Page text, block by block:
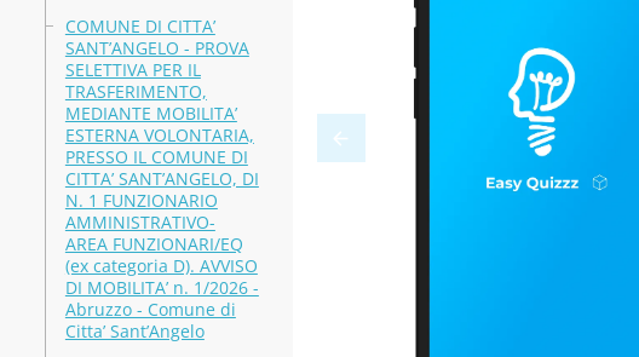
COMUNE DI CITTA’
SANT’ANGELO - PROVA
SELETTIVA PER IL
TRASFERIMENTO,
MEDIANTE MOBILITA’
ESTERNA VOLONTARIA,
PRESSO IL COMUNE DI
CITTA’ SANT’ANGELO, DI
N. 1 FUNZIONARIO
AMMINISTRATIVO-
AREA FUNZIONARI/EQ
(ex categoria D). AVVISO
DI MOBILITA’ n. 1/2026 -
Abruzzo - Comune di
Citta’ Sant’Angelo